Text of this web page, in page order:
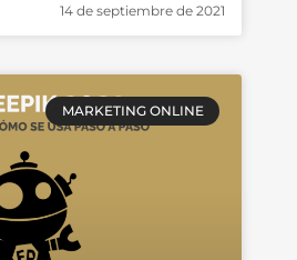
14 de septiembre de 2021
MARKETING ONLINE